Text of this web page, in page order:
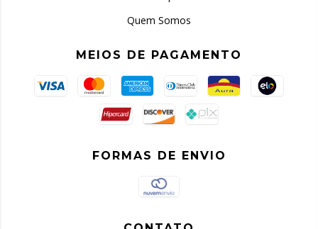
Quem Somos
MEIOS DE PAGAMENTO
FORMAS DE ENVIO